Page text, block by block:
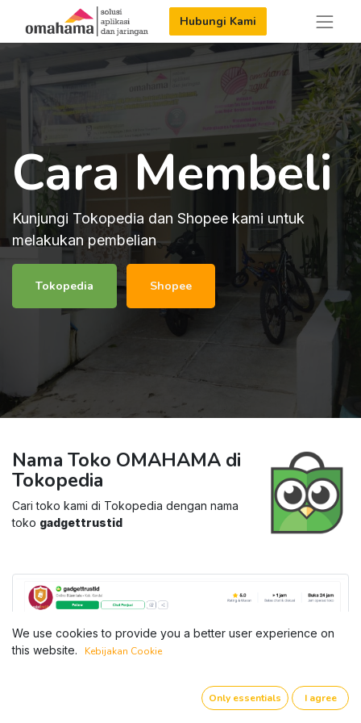
Hubungi Kami
Cara Membeli
Kunjungi Tokopedia dan Shopee kami untuk
melakukan pembelian
Tokopedia Shopee​​​​
Nama Toko OMAHAMA di
Tokopedia
Cari toko kami di Tokopedia dengan nama
toko gadgettrustid
We use cookies to provide you a better user experience on
this website.
Kebijakan Cookie
Only essentials I agree